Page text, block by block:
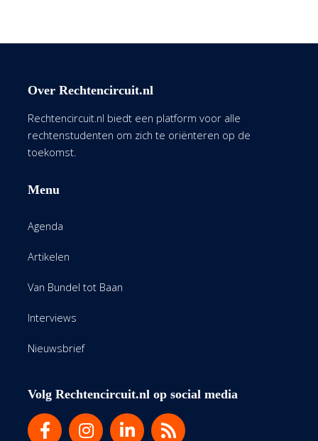
Over Rechtencircuit.nl
Rechtencircuit.nl biedt een platform voor alle
rechtenstudenten om zich te oriënteren op de
toekomst.
Menu
Agenda
Artikelen
Van Bundel tot Baan
Interviews
Nieuwsbrief
Volg Rechtencircuit.nl op social media